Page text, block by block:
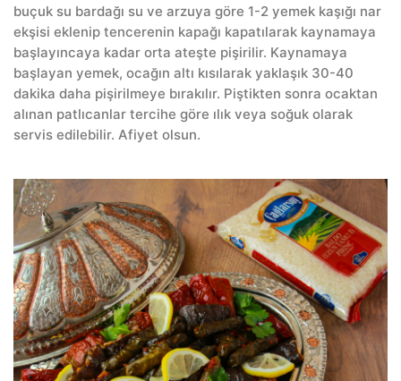
buçuk su bardağı su ve arzuya göre 1-2 yemek kaşığı nar
ekşisi eklenip tencerenin kapağı kapatılarak kaynamaya
başlayıncaya kadar orta ateşte pişirilir. Kaynamaya
başlayan yemek, ocağın altı kısılarak yaklaşık 30-40
dakika daha pişirilmeye bırakılır. Piştikten sonra ocaktan
alınan patlıcanlar tercihe göre ılık veya soğuk olarak
servis edilebilir. Afiyet olsun.